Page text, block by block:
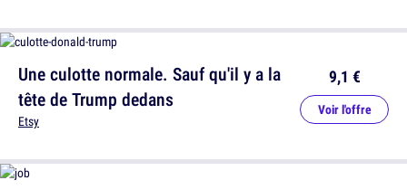
Une culotte normale. Sauf qu'il y a la
tête de Trump dedans
Etsy
9,1 €
Voir l'offre